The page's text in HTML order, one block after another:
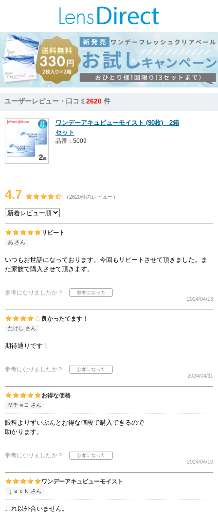
ユーザーレビュー・口コミ2620 件
ワンデーアキュビューモイスト (90枚) 2箱
セット
品番：5009
4.7 （2620件のレビュー）
リピート
あ さん
いつもお世話になっております。今回もリピートさせて頂きました。ま
た家族で購入させて頂きます。
参考になりましたか？
2024/04/13
良かったてます！
たけし さん
期待通りです！
参考になりましたか？
2024/04/11
お得な価格
Ｍチョコ さん
眼科よりずいぶんとお得な値段で購入できるので
助かります。
参考になりましたか？
2024/04/10
ワンデーアキュビューモイスト
ｊａｃｋ さん
これ以外合いません。